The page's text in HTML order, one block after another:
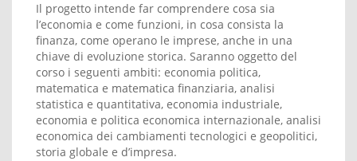
Il progetto intende far comprendere cosa sia
l’economia e come funzioni, in cosa consista la
finanza, come operano le imprese, anche in una
chiave di evoluzione storica. Saranno oggetto del
corso i seguenti ambiti: economia politica,
matematica e matematica finanziaria, analisi
statistica e quantitativa, economia industriale,
economia e politica economica internazionale, analisi
economica dei cambiamenti tecnologici e geopolitici,
storia globale e d’impresa.